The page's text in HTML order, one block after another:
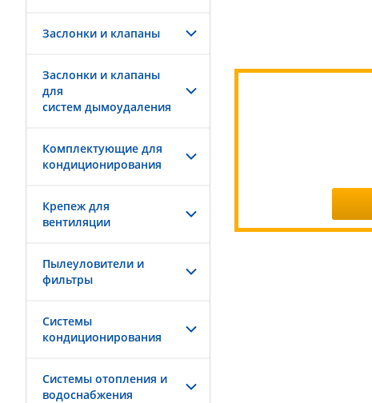
Заслонки и клапаны
Заслонки и клапаны
для
систем дымоудаления
Комплектующие для
кондиционирования
Крепеж для
вентиляции
Пылеуловители и
фильтры
Системы
кондиционирования
Системы отопления и
водоснабжения